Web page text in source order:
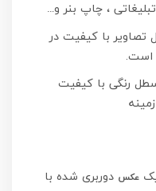
، چاپ بنر و…
تصاویر با کیفیت در
است.
رنگی با کیفیت
عکس دوربری شده با